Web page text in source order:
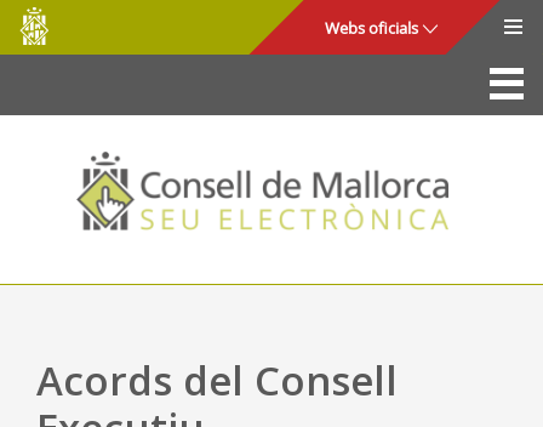
Salta al contingut principal
Consell
de
Mallorca
Webs oficials
La Seu
Consell de Mallorca
Accés i seguretat
Utilitats
Acords del Consell